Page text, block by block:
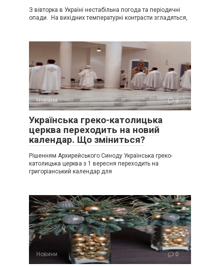
З вівторка в Україні нестабільна погода та періодичні
опади. На вихідних температурні контрасти згладяться,
Новини 0
Українська греко-католицька
церква переходить на новий
календар. Що зміниться?
Рішенням Архирейського Синоду Українська греко-
католицька церква з 1 вересня переходить на
григоріанський календар для
Новини 0